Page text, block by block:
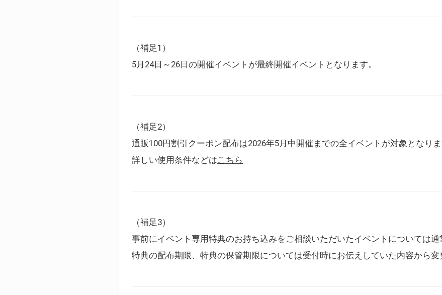
（補足1）
5月24日～26日の開催イベントが最終開催イベントとなります。
（補足2）
通販100円割引クーポン配布は2026年5月中開催までの全イベントが対象となりま
詳しい使用条件などはこちら
（補足3）
事前にイベント専用特典のお持ち込みをご相談いただいたイベントについては通
特典の配布期限、特典の保管期限については受付時にお伝えしていた内容から変